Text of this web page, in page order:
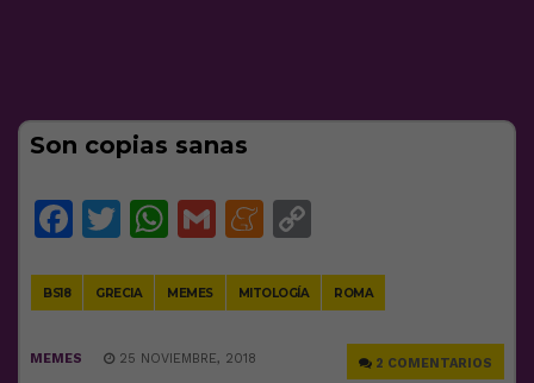
Son copias sanas
Facebook
Twitter
WhatsApp
GmailMeneame
BS18 GRECIA MEMES MITOLOGÍA ROMA
2 COMENTARIOS
MEMES 25 NOVIEMBRE, 2018